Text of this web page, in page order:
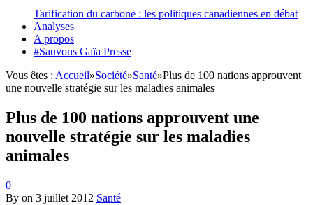
Tarification du carbone : les politiques canadiennes en débat
Analyses
A propos
#Sauvons Gaïa Presse
Vous êtes : Accueil»Société»Santé»Plus de 100 nations approuvent
une nouvelle stratégie sur les maladies animales
Plus de 100 nations approuvent une
nouvelle stratégie sur les maladies
animales
0
By on 3 juillet 2012 Santé